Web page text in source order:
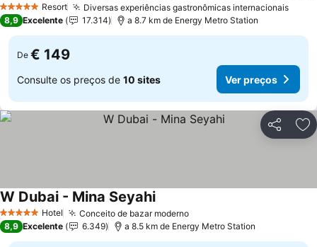
5 Estrelas Resort Diversas experiências gastronômicas internacionais
8,9 Excelente 17.314 a 8.7 km de Energy Metro Station
De € 149
Consulte os preços de 10 sites Ver preços
Partilhar
5 Estrelas Hotel Conceito de bazar moderno
W Dubai - Mina Seyahi
8,9 Excelente 6.349 a 8.5 km de Energy Metro Station